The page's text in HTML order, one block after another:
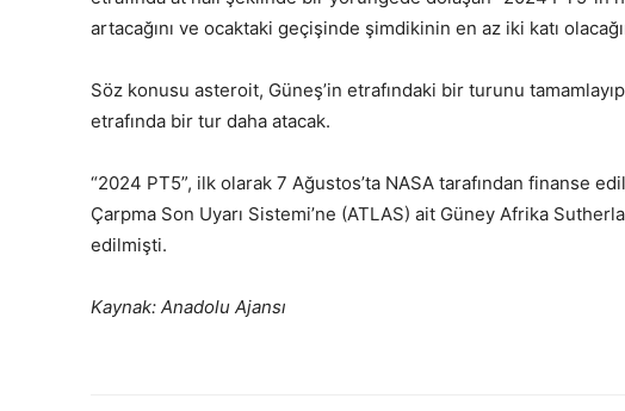
artacağını ve ocaktaki geçişinde şimdikinin en az iki katı
Söz konusu asteroit, Güneş’in etrafındaki bir turunu
etrafında bir tur daha atacak.
“2024 PT5”, ilk olarak 7 Ağustos’ta NASA tarafından finanse
Çarpma Son Uyarı Sistemi’ne (ATLAS) ait Güney Afrika
edilmişti.
Kaynak: Anadolu Ajansı